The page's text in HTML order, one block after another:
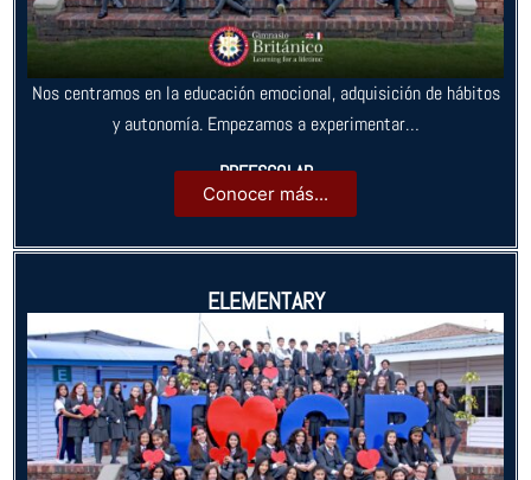
Nos centramos en la educación emocional, adquisición de hábitos
y autonomía. Empezamos a experimentar…
PREESCOLAR
Conocer más...
ELEMENTARY